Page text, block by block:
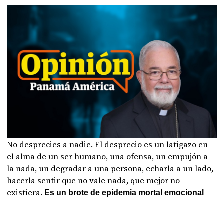
No desprecies a nadie. El desprecio es un latigazo en
el alma de un ser humano, una ofensa, un empujón a
la nada, un degradar a una persona, echarla a un lado,
hacerla sentir que no vale nada, que mejor no
existiera. Es un brote de epidemia mortal emocional